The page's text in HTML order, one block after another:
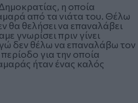
η οποία
από τα νιάτα του. Θέλω
θα θελήσει να επαναλάβει
γνωρίσει πριν γίνει
δεν θέλω να επαναλάβω τον
για την οποία
ήταν ένας καλός